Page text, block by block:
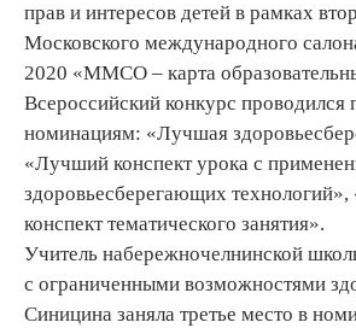
прав и интересов детей в рамках
Московского международного
2020 «ММСО – карта
Всероссийский конкурс проводился
номинациям: «Лучшая
«Лучший конспект урока с
здоровьесберегающих
конспект тематического занятия».
Учитель набережночелнинской
с ограниченными возможностями
Синицина заняла третье место в